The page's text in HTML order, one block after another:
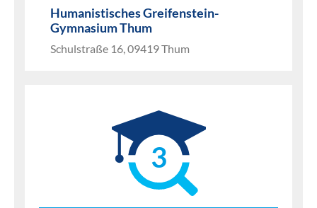
Humanistisches Greifenstein-
Gymnasium Thum
Schulstraße 16, 09419 Thum
3